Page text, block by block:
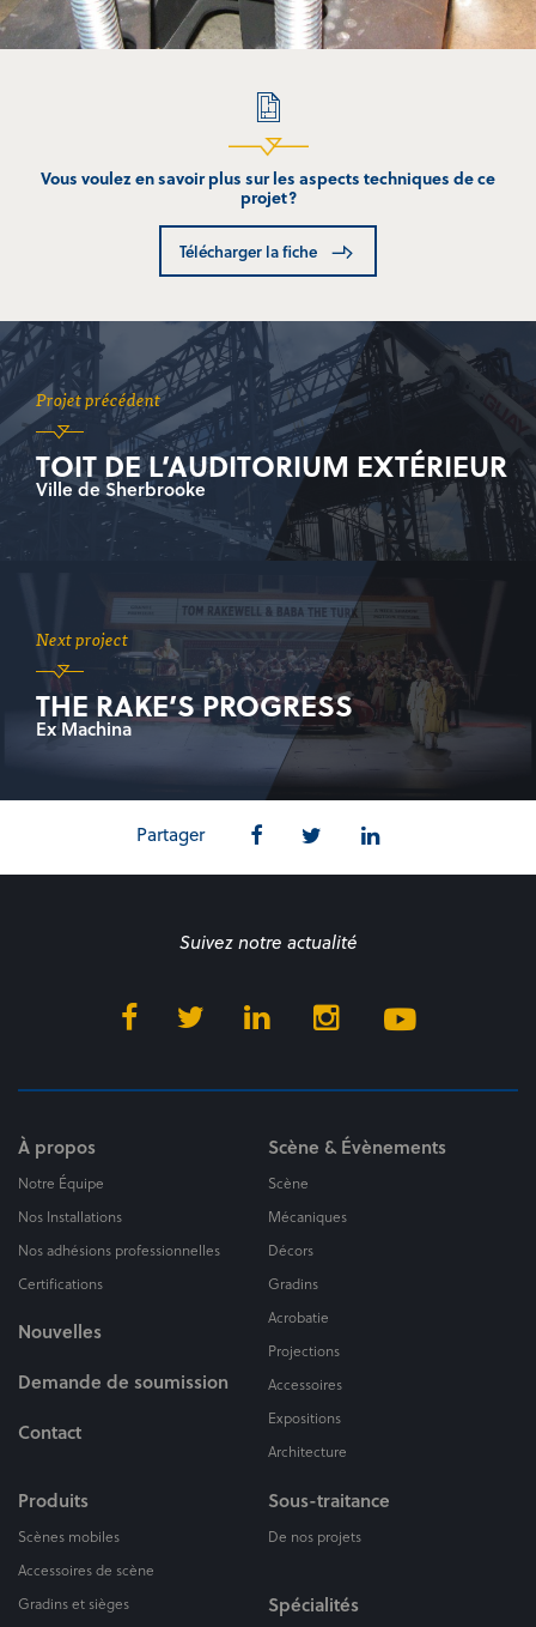
Vous voulez en savoir plus sur les aspects techniques de ce
projet?
Télécharger la fiche
Projet précédent
TOIT DE L’AUDITORIUM EXTÉRIEUR
Ville de Sherbrooke
Next project
THE RAKE’S PROGRESS
Ex Machina
Partager
Suivez notre actualité
À propos
Notre Équipe
Nos Installations
Nos adhésions professionnelles
Certifications
Nouvelles
Demande de soumission
Contact
Scène & Évènements
Scène
Mécaniques
Décors
Gradins
Acrobatie
Projections
Accessoires
Expositions
Architecture
Produits
Scènes mobiles
Accessoires de scène
Gradins et sièges
Sous-traitance
De nos projets
Spécialités